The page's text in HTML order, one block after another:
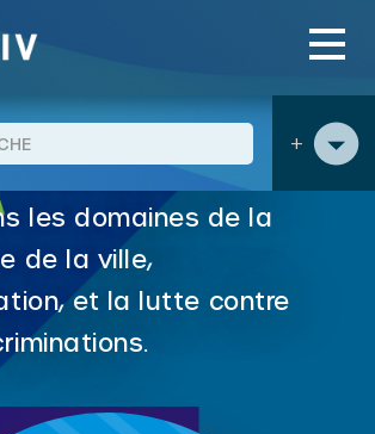
+
de Centre de
en région Grand
les domaines de la
de la ville,
et la lutte contre
des cookies